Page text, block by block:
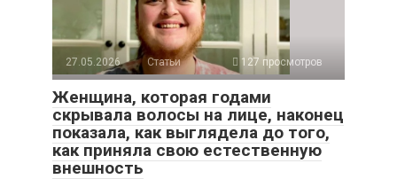
27.05.2026 Статьи 127 просмотров
Женщина, которая годами
скрывала волосы на лице, наконец
показала, как выглядела до того,
как приняла свою естественную
внешность